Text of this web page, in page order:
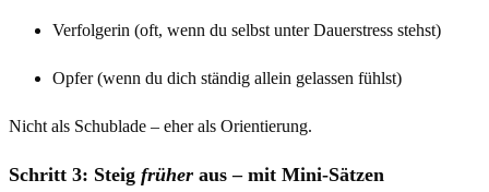
Verfolgerin (oft, wenn du selbst unter Dauerstress stehst)
Opfer (wenn du dich ständig allein gelassen fühlst)
Nicht als Schublade – eher als Orientierung.
Schritt 3: Steig früher aus – mit Mini-Sätzen